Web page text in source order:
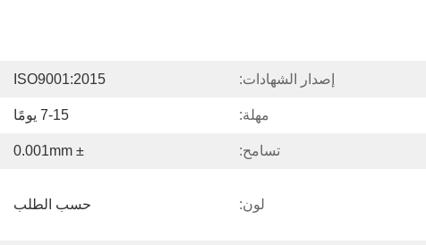
إصدار الشهادات: ISO9001:2015
مهلة: 7-15 يومًا
تسامح: ± 0.001mm
لون: حسب الطلب